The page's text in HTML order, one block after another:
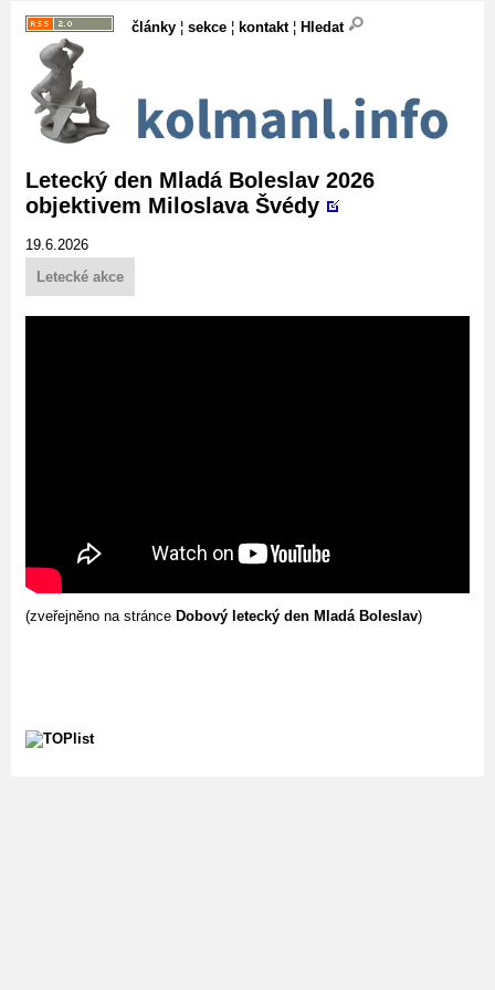
články ¦ sekce ¦ kontakt¦ Hledat
Letecký den Mladá Boleslav 2026
objektivem Miloslava Švédy
19.6.2026
Letecké akce
(zveřejněno na stránce Dobový letecký den Mladá Boleslav)